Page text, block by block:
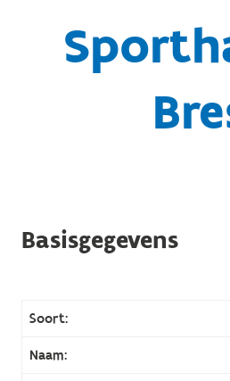
Basisgegevens
Soort:
Naam: